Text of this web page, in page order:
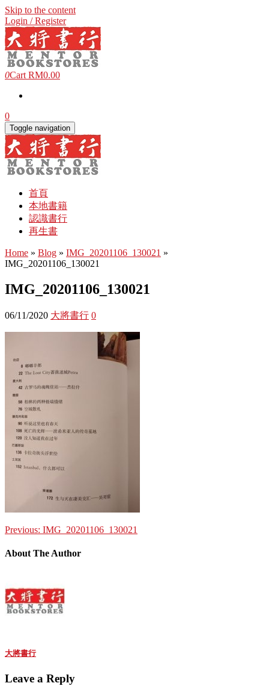
Skip to the content
Login / Register
0Cart RM0.00
0
Toggle navigation
首頁
本地書籍
認識書行
再生書
Home » Blog » IMG_20201106_130021 »
IMG_20201106_130021
IMG_20201106_130021
06/11/2020 大將書行 0
Previous: IMG_20201106_130021
About The Author
大將書行
Leave a Reply